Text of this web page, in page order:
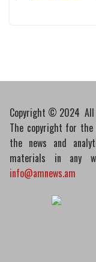
Copyright © 2024 All
The copyright for
the news and
materials in any
info@amnews.am